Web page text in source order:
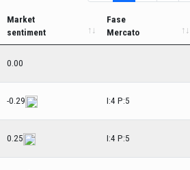
Market
sentiment
Fase
Mercato
0.00
-0.29 I:4 P:5
0.25 I:4 P:5